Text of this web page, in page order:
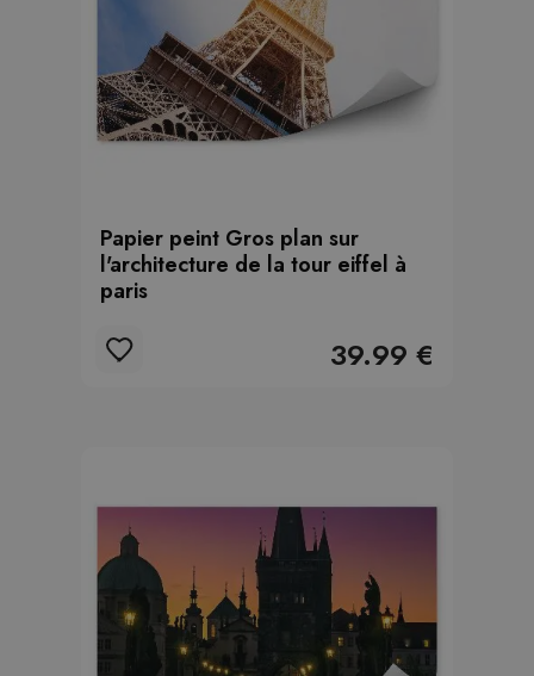
Papier peint Gros plan sur
l'architecture de la tour eiffel à
paris
39.99 €